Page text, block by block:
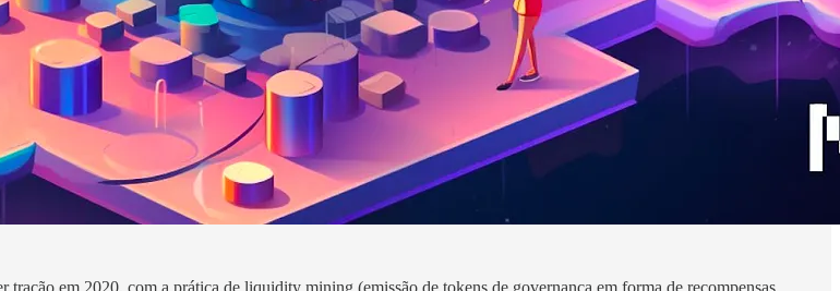
em 2020, com a prática de liquidity mining (emissão de tokens de governança em forma de recompensas